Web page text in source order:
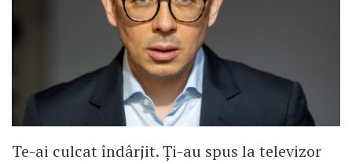
Te-ai culcat îndârjit. Ți-au spus la televizor